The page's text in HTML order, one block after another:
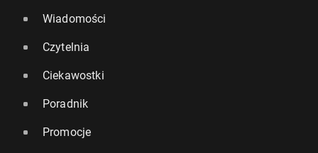
Wiadomości
Czytelnia
Ciekawostki
Poradnik
Promocje